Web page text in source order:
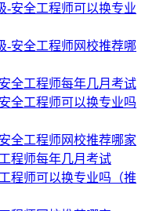
-安全工程师可以换专业
-安全工程师网校推荐哪
全工程师每年几月考试
全工程师可以换专业吗
全工程师网校推荐哪家
程师每年几月考试
程师可以换专业吗（推